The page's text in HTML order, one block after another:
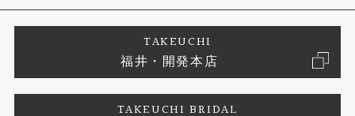
婚約ネックレス
エタニティリング
プロポーズサポート
ブランドリスト
お客様の声
TAKEUCHI
福井・開発本店
TAKEUCHI BRIDAL